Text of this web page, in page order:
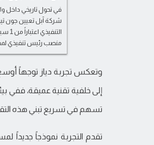
في تحول تاريخي داخل
شركة آبل تعيين جون
منصب رئيس تنفيذي
وتعكس تجربة دياز توجهاً
إلى خلفية تقنية عميقة، ففي
تسهم في تسريع تبني هذه
تقدم التجربة نموذجاً جديداً